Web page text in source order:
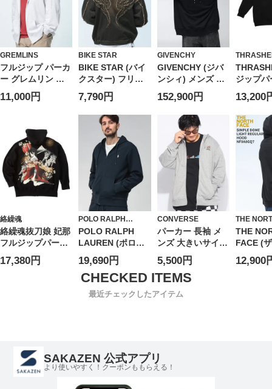
GREMLINS
フルジップ パーカ
ー グレムリン バ
ックプリント トッ
プス パーカー ス
メンズ
11,000円
BIKE STAR
BIKE STAR (バイ
クスター) フリン
ジ デニム パーカ
ー トライバルフリ
ンジ フルジップ
トップス フード
320460
7,790円
GIVENCHY
GIVENCHY (ジバ
ンシィ) メンズ パ
ーカー フォトグラ
フィックネガ プリ
ント フルジップ
スウェット パーカ
GVBMJ0NJ3YU8
152,900円
ジップパ
(1278-
13,200
絡繰魂
絡繰魂抜刀娘 妃那
フルジップパーカ
ー (1258-5352)
17,380円
POLO RALPH
LAUREN
POLO RALPH
LAUREN (ポロラ
ルフローレン) ワ
ンポイント アイコ
ン スウェット フ
ルジップ パーカー
RL710888282 メ
19,690円
CONVERSE
パーカー 長袖 メ
ンズ 大きいサイズ
シューズ刺繍 フル
ジップ トップス
フード ジップ ス
ウェット
5,500円
THE
THE
FACE (
フェイ
ー フル
12,900
最近チェックしたアイテム
SAKAZEN 公式アプリ
より使いやすく！クーポンももらえる！